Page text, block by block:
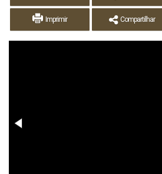
Imprimir Compartilhar